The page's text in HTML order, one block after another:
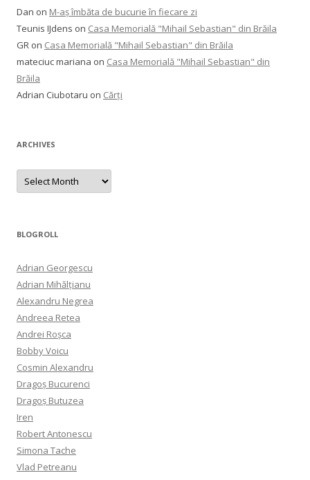
Dan on M-aș îmbăta de bucurie în fiecare zi
Teunis IJdens on Casa Memorială "Mihail Sebastian" din Brăila
GR on Casa Memorială "Mihail Sebastian" din Brăila
mateciuc mariana on Casa Memorială "Mihail Sebastian" din
Brăila
Adrian Ciubotaru on Cărți
ARCHIVES
Archives
BLOGROLL
Adrian Georgescu
Adrian Mihălțianu
Alexandru Negrea
Andreea Retea
Andrei Roșca
Bobby Voicu
Cosmin Alexandru
Dragoș Bucurenci
Dragoș Butuzea
Iren
Robert Antonescu
Simona Tache
Vlad Petreanu